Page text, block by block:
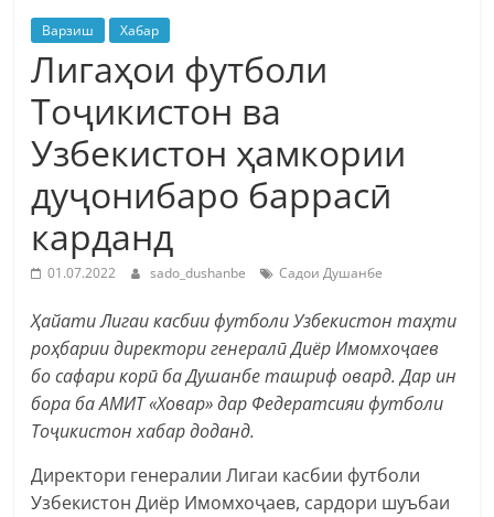
Варзиш Хабар
Лигаҳои футболи
Тоҷикистон ва
Узбекистон ҳамкории
дуҷонибаро баррасӣ
карданд
01.07.2022 sado_dushanbe Садои Душанбе
Ҳайати Лигаи касбии футболи Узбекистон таҳти
роҳбарии директори генералӣ Диёр Имомхоҷаев
бо сафари корӣ ба Душанбе ташриф овард. Дар ин
бора ба АМИТ «Ховар» дар Федератсияи футболи
Тоҷикистон хабар доданд.
Директори генералии Лигаи касбии футболи
Узбекистон Диёр Имомхоҷаев, сардори шуъбаи